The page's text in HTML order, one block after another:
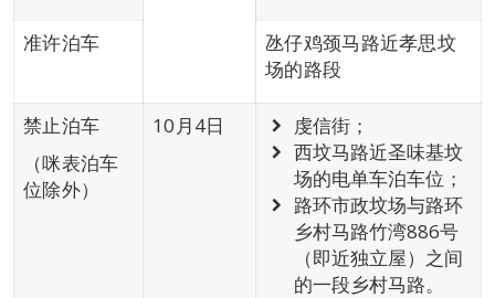
准许泊车
氹仔鸡颈马路近孝思坟
场的路段
禁止泊车
（咪表泊车
位除外）
10月4日
虔信街；
西坟马路近圣味基坟
场的电单车泊车位；
路环市政坟场与路环
乡村马路竹湾886号
（即近独立屋）之间
的一段乡村马路。